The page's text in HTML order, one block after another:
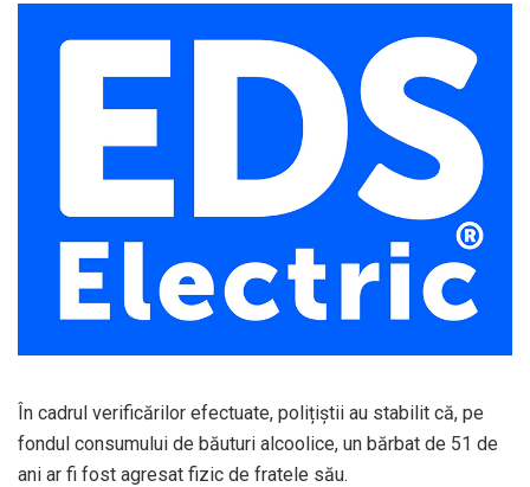
În cadrul verificărilor efectuate, polițiștii au stabilit că, pe
fondul consumului de băuturi alcoolice, un bărbat de 51 de
ani ar fi fost agresat fizic de fratele său.